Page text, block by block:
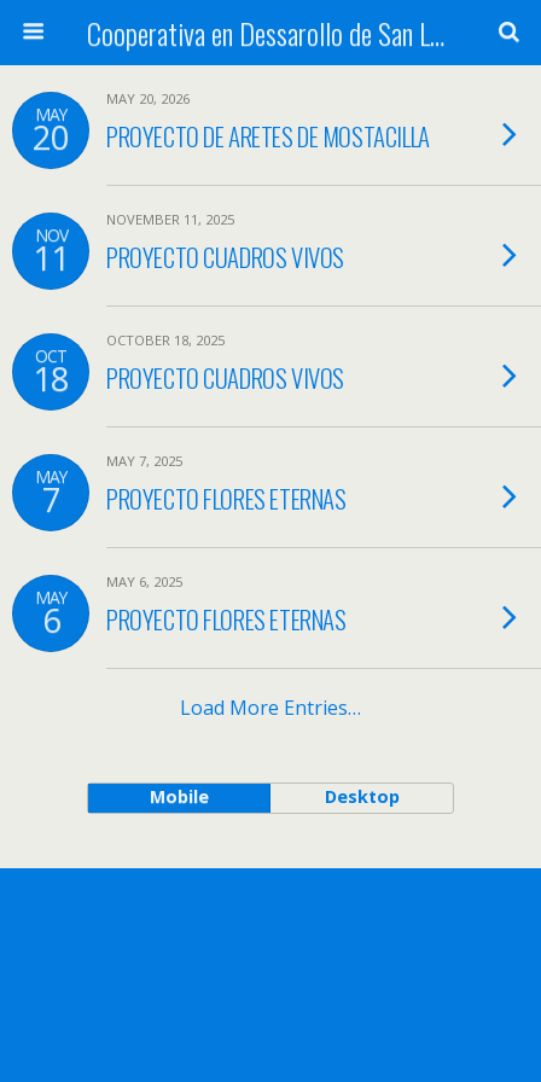
Cooperativa en Dessarollo de San Luis
MAY
20
MAY 20, 2026
PROYECTO DE ARETES DE MOSTACILLA
NOV
11
NOVEMBER 11, 2025
PROYECTO CUADROS VIVOS
OCT
18
OCTOBER 18, 2025
PROYECTO CUADROS VIVOS
MAY
7
MAY 7, 2025
PROYECTO FLORES ETERNAS
MAY
6
MAY 6, 2025
PROYECTO FLORES ETERNAS
Load More Entries…
Mobile Desktop